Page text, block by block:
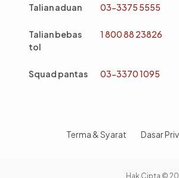
Talian aduan 03-3375 5555
Talian bebas
tol
1 800 88 23826
Squad pantas 03-3370 1095
Terma & Syarat Dasar
Hak Cipta ©